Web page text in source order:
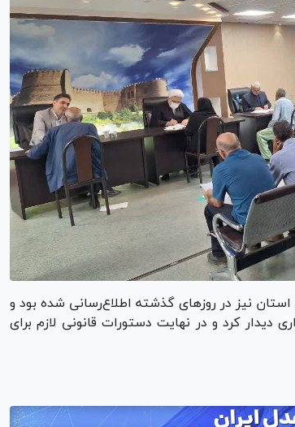
نیز در روز‌های گذشته اطلاع‌رسانی شده بود و
کرد و در نهایت دستورات قانونی لازم برای